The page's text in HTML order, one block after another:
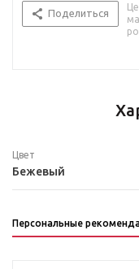
Поделиться
Цвет
Бежевый
Персональные